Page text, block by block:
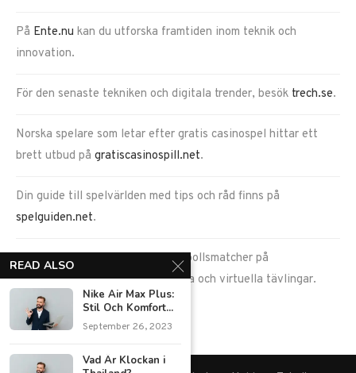
På Ente.nu kan du utforska framtiden inom teknik och
innovation.
För den senaste tekniken och digitala trender, besök trech.se.
Norska spelare som letar efter gratis casinospel hittar ett
brett utbud på gratiscasinospill.net.
Din guide till spelvärlden med tips och råd finns på
spelguiden.net.
Ta del av spännande fantasy fotbollsmatcher på
goalduel.com, en plats för verkliga och virtuella tävlingar.
READ ALSO
Nike Air Max Plus:
Stil Och Komfort...
September 26, 2023
Vad Är Klockan i